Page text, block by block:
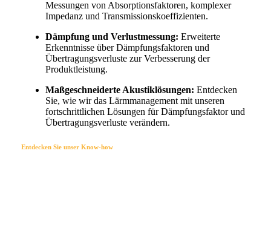
Messungen von Absorptionsfaktoren, komplexer
Impedanz und Transmissionskoeffizienten.
Dämpfung und Verlustmessung: Erweiterte
Erkenntnisse über Dämpfungsfaktoren und
Übertragungsverluste zur Verbesserung der
Produktleistung.
Maßgeschneiderte Akustiklösungen: Entdecken
Sie, wie wir das Lärmmanagement mit unseren
fortschrittlichen Lösungen für Dämpfungsfaktor und
Übertragungsverluste verändern.
Entdecken Sie unser Know-how